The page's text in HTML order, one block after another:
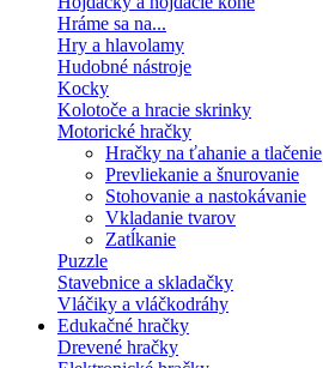
Hráme sa na...
Hry a hlavolamy
Hudobné nástroje
Kocky
Kolotoče a hracie skrinky
Motorické hračky
Hračky na ťahanie a tlačenie
Prevliekanie a šnurovanie
Stohovanie a nastokávanie
Vkladanie tvarov
Zatĺkanie
Puzzle
Stavebnice a skladačky
Vláčiky a vláčkodráhy
Edukačné hračky
Drevené hračky